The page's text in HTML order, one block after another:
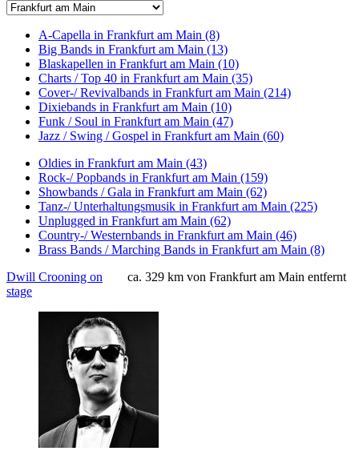
A-Capella in Frankfurt am Main (8)
Big Bands in Frankfurt am Main (13)
Blaskapellen in Frankfurt am Main (10)
Charts / Top 40 in Frankfurt am Main (35)
Cover-/ Revivalbands in Frankfurt am Main (214)
Dixiebands in Frankfurt am Main (10)
Funk / Soul in Frankfurt am Main (47)
Jazz / Swing / Gospel in Frankfurt am Main (60)
Oldies in Frankfurt am Main (43)
Rock-/ Popbands in Frankfurt am Main (159)
Showbands / Gala in Frankfurt am Main (62)
Tanz-/ Unterhaltungsmusik in Frankfurt am Main (225)
Unplugged in Frankfurt am Main (62)
Country-/ Westernbands in Frankfurt am Main (46)
Brass Bands / Marching Bands in Frankfurt am Main (8)
ca. 329 km von Frankfurt am Main entfernt
Dwill Crooning on
stage